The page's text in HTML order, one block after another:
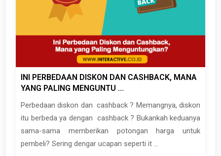
INI PERBEDAAN DISKON DAN CASHBACK, MANA
YANG PALING MENGUNTU ...
Perbedaan diskon dan cashback ? Memangnya, diskon
itu berbeda ya dengan cashback ? Bukankah keduanya
sama-sama memberikan potongan harga untuk
pembeli? Sering dengar ucapan seperti it ...